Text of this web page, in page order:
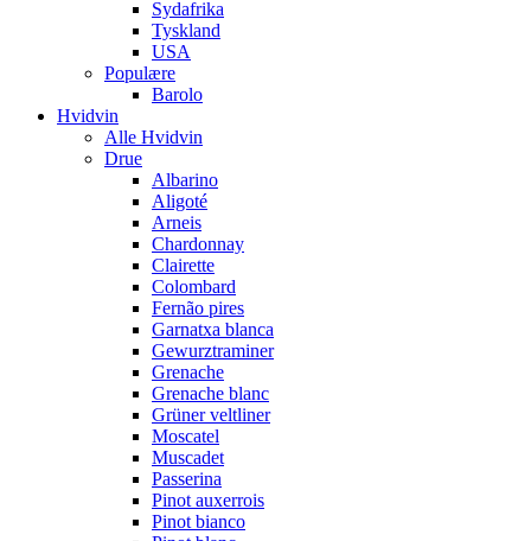
Sydafrika
Tyskland
USA
Populære
Barolo
Hvidvin
Alle Hvidvin
Drue
Albarino
Aligoté
Arneis
Chardonnay
Clairette
Colombard
Fernão pires
Garnatxa blanca
Gewurztraminer
Grenache
Grenache blanc
Grüner veltliner
Moscatel
Muscadet
Passerina
Pinot auxerrois
Pinot bianco